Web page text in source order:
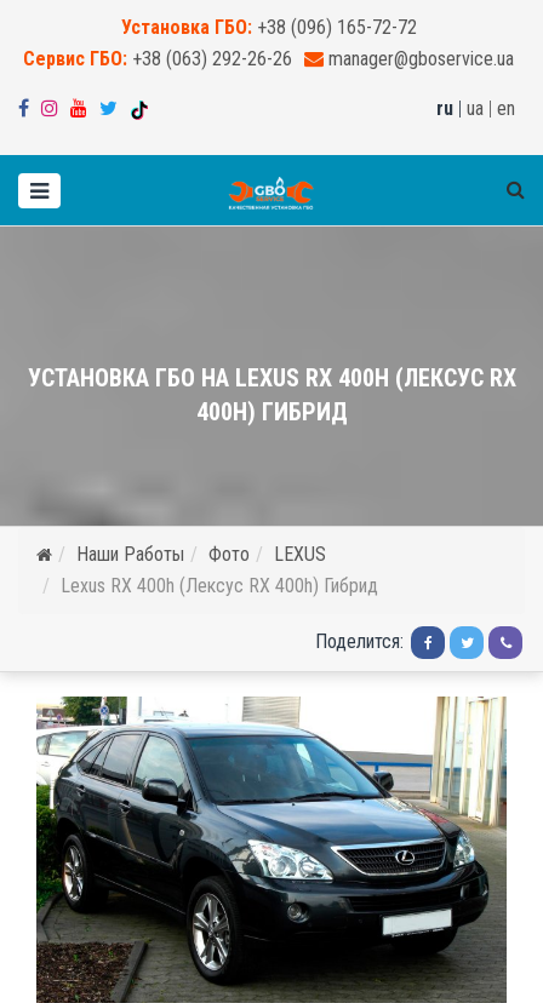
Установка ГБО: +38 (096) 165-72-72
Сервис ГБО: +38 (063) 292-26-26 manager@gboservice.ua
ru | ua | en
УСТАНОВКА ГБО НА LEXUS RX 400H (ЛЕКСУС RX
400H) ГИБРИД
Наши Работы Фото
LEXUS
Lexus RX 400h (Лексус RX 400h) Гибрид
Поделится: